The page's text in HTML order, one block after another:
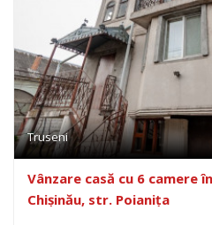
Truseni
Vânzare casă cu 6 camere
Chișinău, str. Poianița